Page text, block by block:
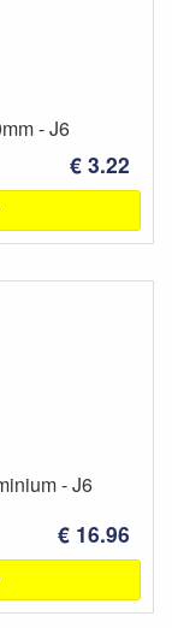
- J6
€ 3.22
- J6
€ 16.96